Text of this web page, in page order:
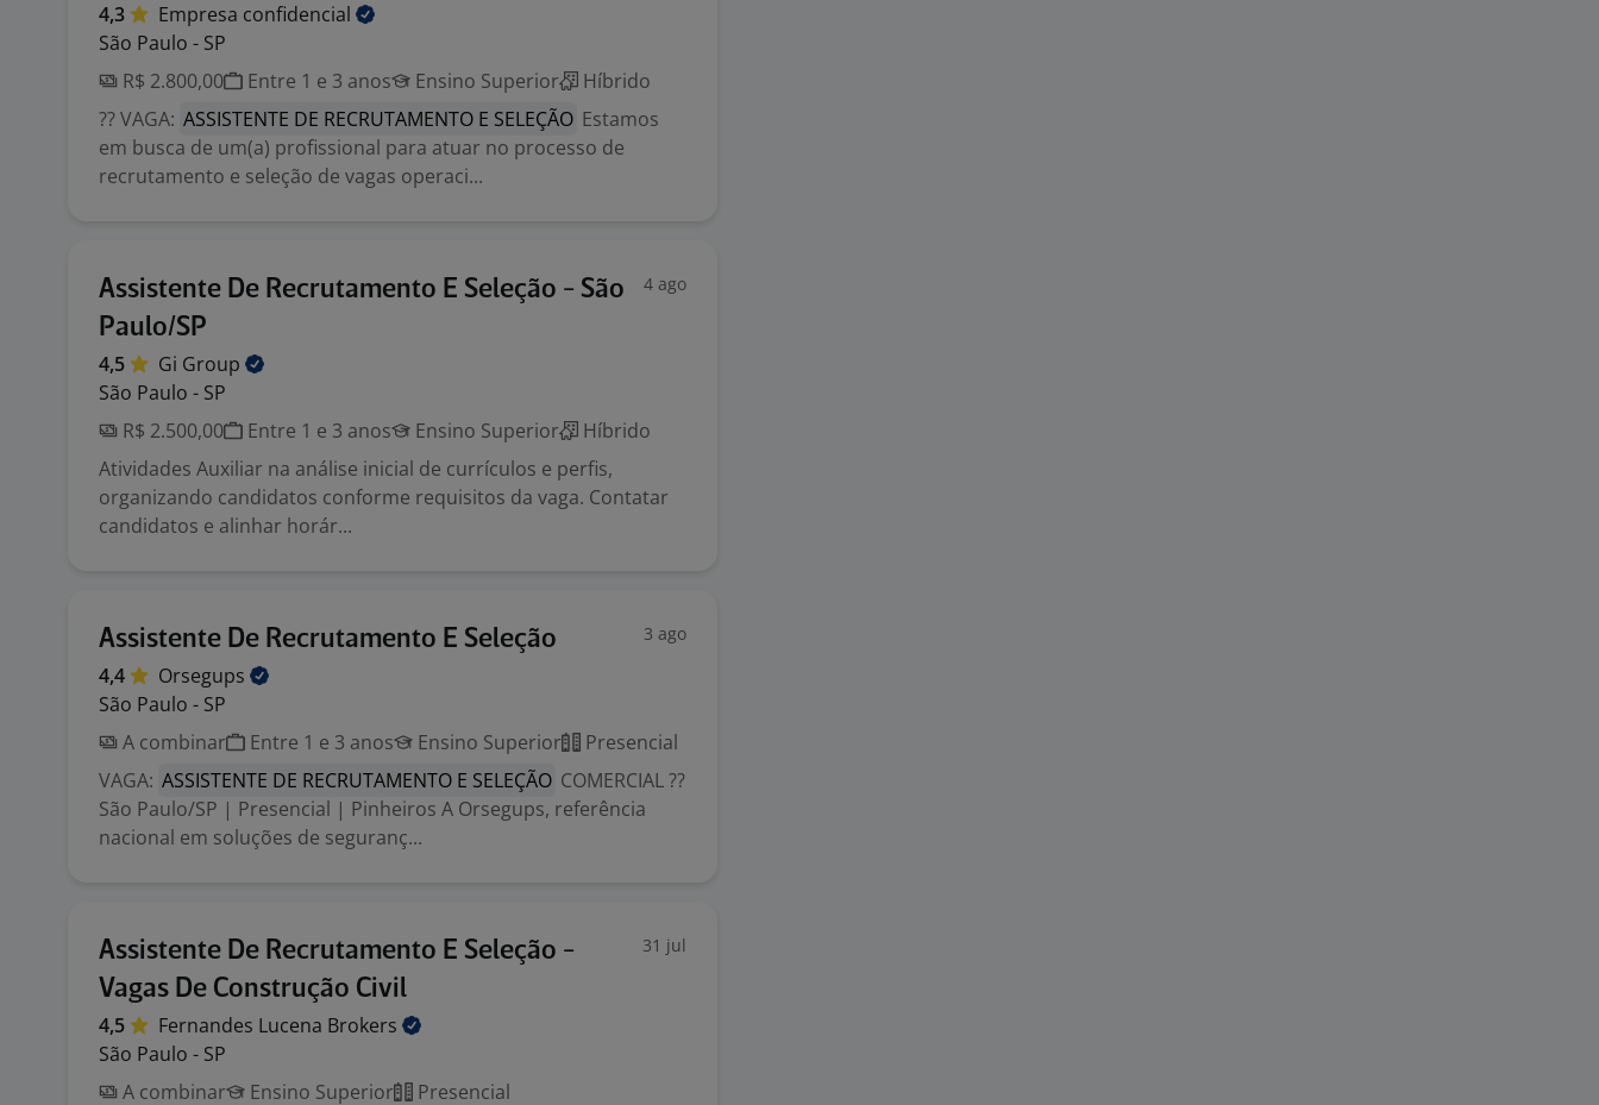
4,3 Empresa confidencial
São Paulo - SP
R$ 2.800,00
Entre 1 e 3 anos Ensino Superior
Híbrido
?? VAGA: ASSISTENTE DE RECRUTAMENTO E SELEÇÃO Estamos
em busca de um(a) profissional para atuar no processo de
recrutamento e seleção de vagas operaci...
Assistente De Recrutamento E Seleção - São
Paulo/SP
4 ago
4,5 Gi Group
São Paulo - SP
R$ 2.500,00
Entre 1 e 3 anos Ensino Superior
Híbrido
Atividades Auxiliar na análise inicial de currículos e perfis,
organizando candidatos conforme requisitos da vaga. Contatar
candidatos e alinhar horár...
Assistente De Recrutamento E Seleção 3 ago
4,4
Orsegups
São Paulo - SP
A combinar
Entre 1 e 3 anos Ensino Superior
Presencial
VAGA: ASSISTENTE DE RECRUTAMENTO E SELEÇÃO COMERCIAL ??
São Paulo/SP | Presencial | Pinheiros A Orsegups, referência
nacional em soluções de seguranç...
Assistente De Recrutamento E Seleção -
Vagas De Construção Civil
31 jul
4,5 Fernandes Lucena Brokers
São Paulo - SP
A combinar
Ensino Superior Presencial